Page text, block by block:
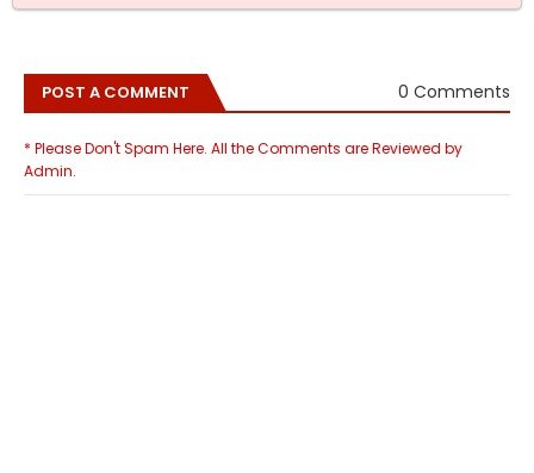
POST A COMMENT 0 Comments
* Please Don't Spam Here. All the Comments are Reviewed by
Admin.